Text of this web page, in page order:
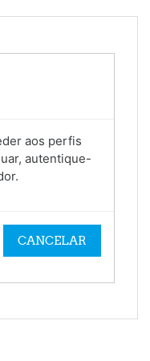
aos perfis
autentique-
CANCELAR